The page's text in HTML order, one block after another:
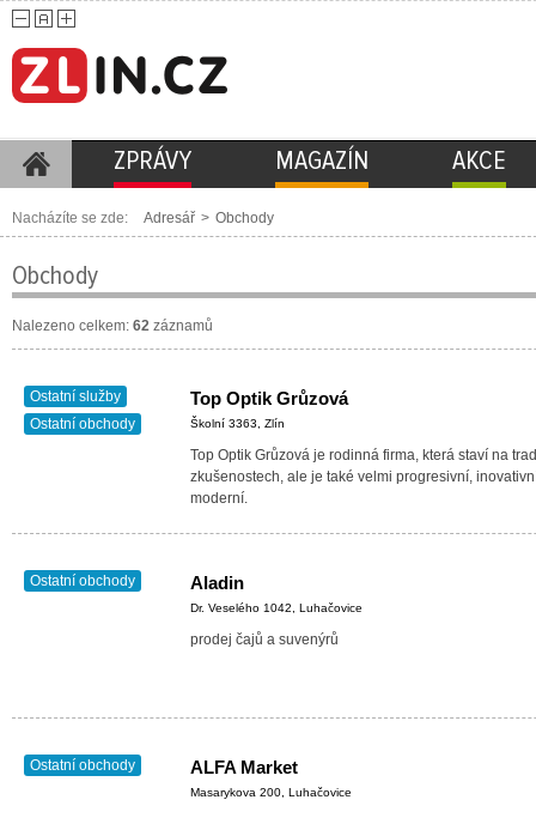
ZPRÁVY MAGAZÍN AKCE
Nacházíte se zde: Adresář > Obchody
Obchody
Nalezeno celkem: 62 záznamů
Ostatní služby
Ostatní obchody
Top Optik Grůzová
Školní 3363, Zlín
Top Optik Grůzová je rodinná firma, která staví na
zkušenostech, ale je také velmi progresivní,
moderní.
Ostatní obchody Aladin
Dr. Veselého 1042, Luhačovice
prodej čajů a suvenýrů
Ostatní obchody ALFA Market
Masarykova 200, Luhačovice